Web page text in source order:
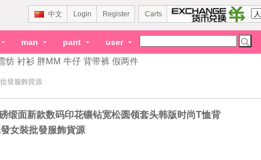
Carts
中文 Login Register
man pant user
纺 衬衫 胖MM 牛仔 背带裤 假两件
發服飾貨源
缎面新款数码印花镶钻宽松圆领套头韩版时尚T恤背
女裝批發服飾貨源